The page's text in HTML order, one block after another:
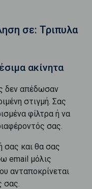
σε: Τριπυλα
ακίνητα
δεν απέδωσαν
στιγμή. Σας
φίλτρα ή να
σας.
σας και θα σας
email μόλις
ανταποκρίνεται
σας.